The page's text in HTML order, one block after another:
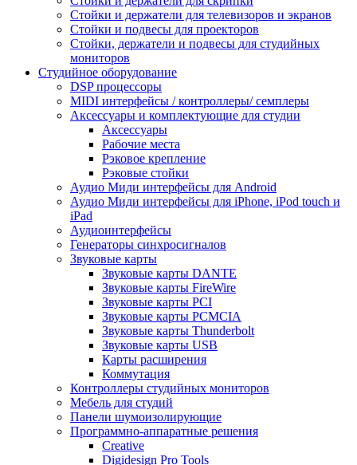
Стойки и держатели для телевизоров и экранов
Стойки и подвесы для проекторов
Стойки, держатели и подвесы для студийных
мониторов
Студийное оборудование
DSP процессоры
MIDI интерфейсы / контроллеры/ семплеры
Аксессуары и комплектующие для студии
Аксессуары
Рабочие места
Рэковое крепление
Рэковые стойки
Аудио Миди интерфейсы для Android
Аудио Миди интерфейсы для iPhone, iPod touch и
iPad
Аудиоинтерфейсы
Генераторы синхросигналов
Звуковые карты
Звуковые карты DANTE
Звуковые карты FireWire
Звуковые карты PCI
Звуковые карты PCMCIA
Звуковые карты Thunderbolt
Звуковые карты USB
Карты расширения
Коммутация
Контроллеры студийных мониторов
Мебель для студий
Панели шумоизолирующие
Программно-аппаратные решения
Creative
Digidesign Pro Tools